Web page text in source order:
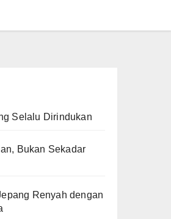
Selalu Dirindukan
Bukan Sekadar
Renyah dengan